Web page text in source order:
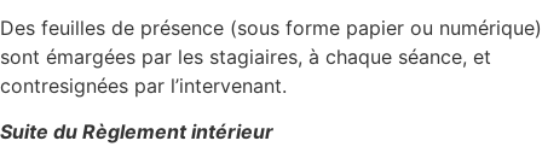
Des feuilles de présence (sous forme papier ou numérique)
sont émargées par les stagiaires, à chaque séance, et
contresignées par l’intervenant.
Suite du Règlement intérieur